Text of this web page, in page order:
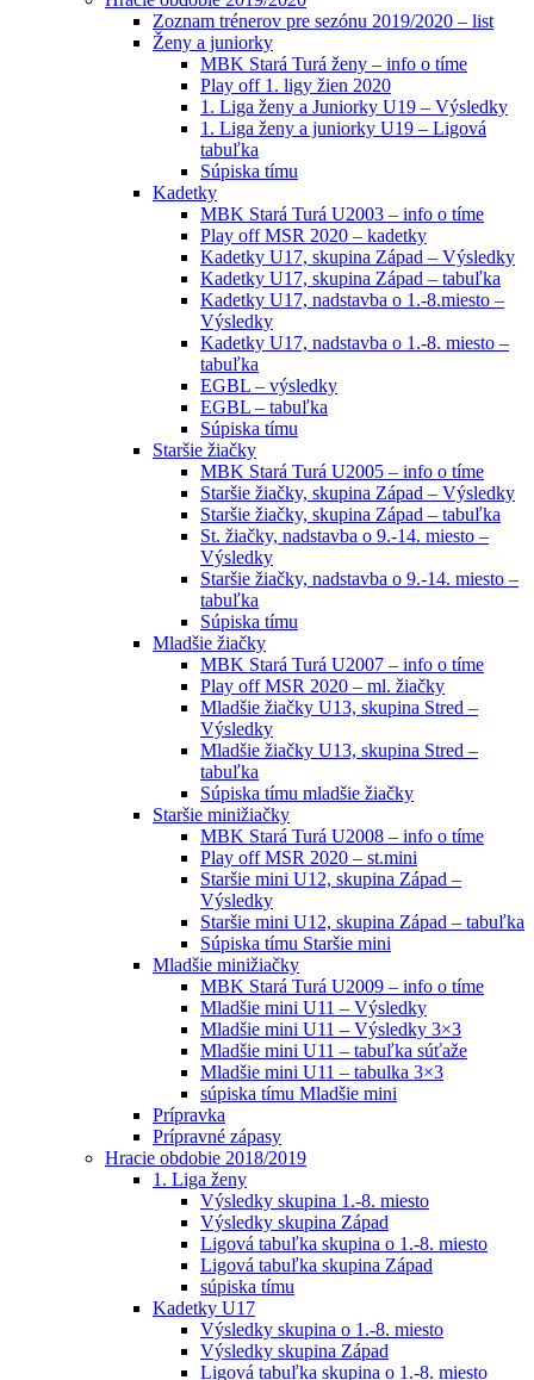
Zoznam trénerov pre sezónu 2019/2020 – list
Ženy a juniorky
MBK Stará Turá ženy – info o tíme
Play off 1. ligy žien 2020
1. Liga ženy a Juniorky U19 – Výsledky
1. Liga ženy a juniorky U19 – Ligová
tabuľka
Súpiska tímu
Kadetky
MBK Stará Turá U2003 – info o tíme
Play off MSR 2020 – kadetky
Kadetky U17, skupina Západ – Výsledky
Kadetky U17, skupina Západ – tabuľka
Kadetky U17, nadstavba o 1.-8.miesto –
Výsledky
Kadetky U17, nadstavba o 1.-8. miesto –
tabuľka
EGBL – výsledky
EGBL – tabuľka
Súpiska tímu
Staršie žiačky
MBK Stará Turá U2005 – info o tíme
Staršie žiačky, skupina Západ – Výsledky
Staršie žiačky, skupina Západ – tabuľka
St. žiačky, nadstavba o 9.-14. miesto –
Výsledky
Staršie žiačky, nadstavba o 9.-14. miesto –
tabuľka
Súpiska tímu
Mladšie žiačky
MBK Stará Turá U2007 – info o tíme
Play off MSR 2020 – ml. žiačky
Mladšie žiačky U13, skupina Stred –
Výsledky
Mladšie žiačky U13, skupina Stred –
tabuľka
Súpiska tímu mladšie žiačky
Staršie minižiačky
MBK Stará Turá U2008 – info o tíme
Play off MSR 2020 – st.mini
Staršie mini U12, skupina Západ –
Výsledky
Staršie mini U12, skupina Západ – tabuľka
Súpiska tímu Staršie mini
Mladšie minižiačky
MBK Stará Turá U2009 – info o tíme
Mladšie mini U11 – Výsledky
Mladšie mini U11 – Výsledky 3×3
Mladšie mini U11 – tabuľka súťaže
Mladšie mini U11 – tabulka 3×3
súpiska tímu Mladšie mini
Prípravka
Prípravné zápasy
Hracie obdobie 2018/2019
1. Liga ženy
Výsledky skupina 1.-8. miesto
Výsledky skupina Západ
Ligová tabuľka skupina o 1.-8. miesto
Ligová tabuľka skupina Západ
súpiska tímu
Kadetky U17
Výsledky skupina o 1.-8. miesto
Výsledky skupina Západ
Ligová tabuľka skupina o 1.-8. miesto